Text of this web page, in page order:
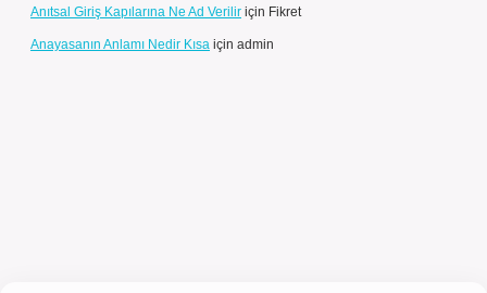
Anıtsal Giriş Kapılarına Ne Ad Verilir için Fikret
Anayasanın Anlamı Nedir Kısa için admin